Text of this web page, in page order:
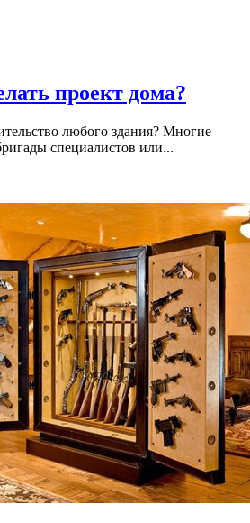
проект дома?
любого здания? Многие
специалистов или...